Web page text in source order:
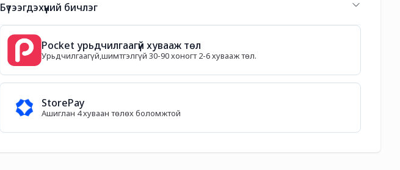
Бүтээгдэхүүний бичлэг
Pocket урьдчилгаагүй хувааж төл
Урьдчилгаагүй,шимтгэлгүй 30-90 хоногт 2-6 хувааж төл.
StorePay
Ашиглан 4 хуваан төлөх боломжтой